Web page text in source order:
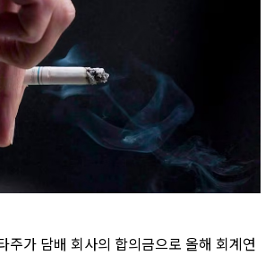
주가 담배 회사의 합의금으로 올해 회계연